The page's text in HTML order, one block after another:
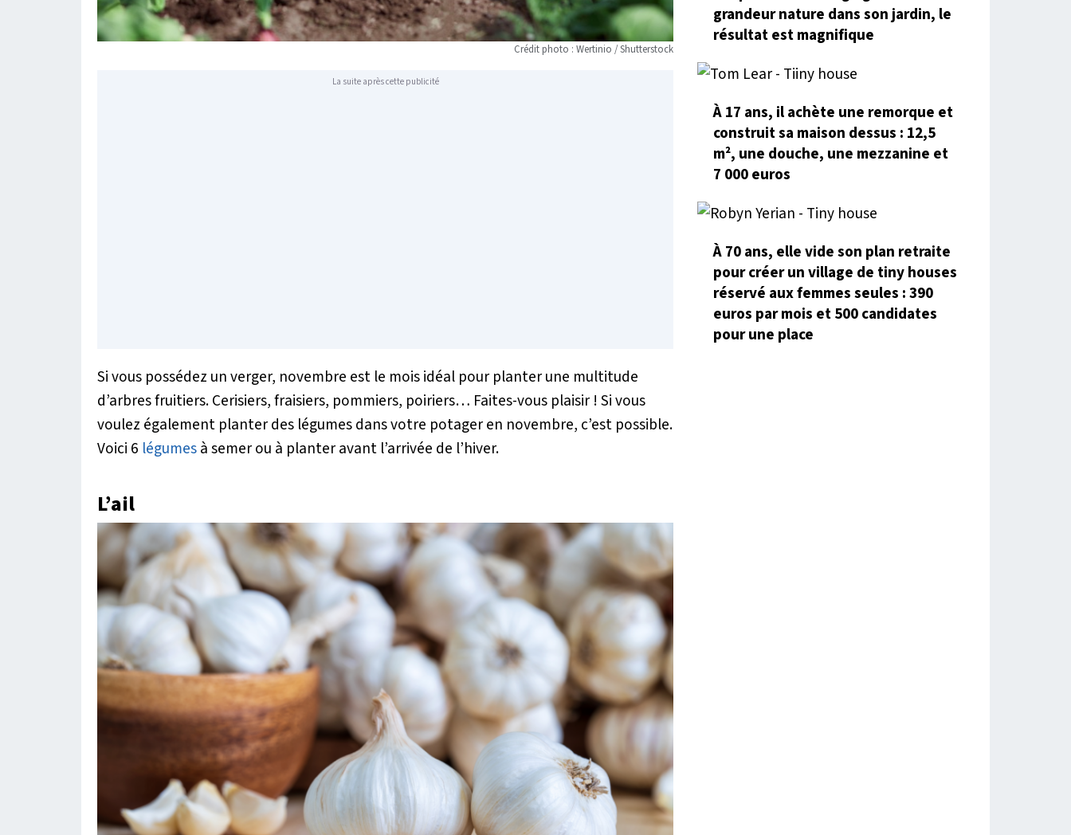
Crédit photo : Wertinio / Shutterstock
La suite après cette publicité
Si vous possédez un verger, novembre est le mois idéal pour planter une multitude
d’arbres fruitiers. Cerisiers, fraisiers, pommiers, poiriers… Faites-vous plaisir ! Si vous
voulez également planter des légumes dans votre potager en novembre, c’est possible.
Voici 6 légumesà semer ou à planter avant l’arrivée de l’hiver.
L’ail
grandeur nature dans son jardin, le
résultat est magnifique
À 17 ans, il achète une remorque et
construit sa maison dessus : 12,5
m², une douche, une mezzanine et
7 000 euros
À 70 ans, elle vide son plan retraite
pour créer un village de tiny houses
réservé aux femmes seules : 390
euros par mois et 500 candidates
pour une place